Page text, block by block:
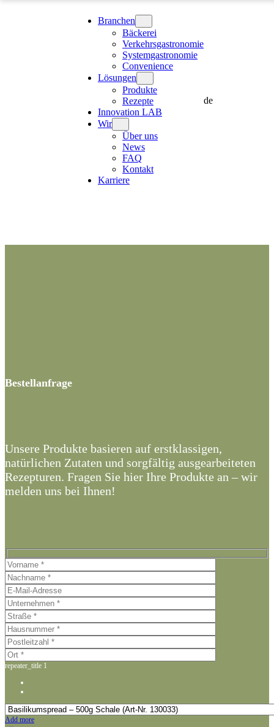
Branchen
Bäckerei
Verkehrsgastronomie
Systemgastronomie
Convenience
Lösungen
Produkte
Rezepte
Innovation LAB
Wir
Über uns
News
FAQ
Kontakt
Karriere
de
Bestellanfrage
Unsere Produkte basieren auf erstklassigen,
natürlichen Zutaten und sorgfältig ausgearbeiteten
Rezepturen. Fragen Sie hier Ihre Produkte an – wir
melden uns bei Ihnen!
repeater_title 1
Add more